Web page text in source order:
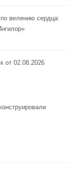
велению сердца:
от 02.08.2026